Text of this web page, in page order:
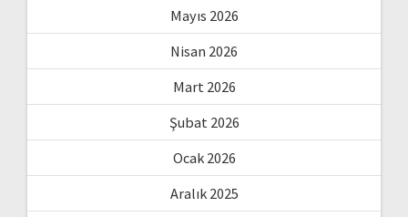
Mayıs 2026
Nisan 2026
Mart 2026
Şubat 2026
Ocak 2026
Aralık 2025